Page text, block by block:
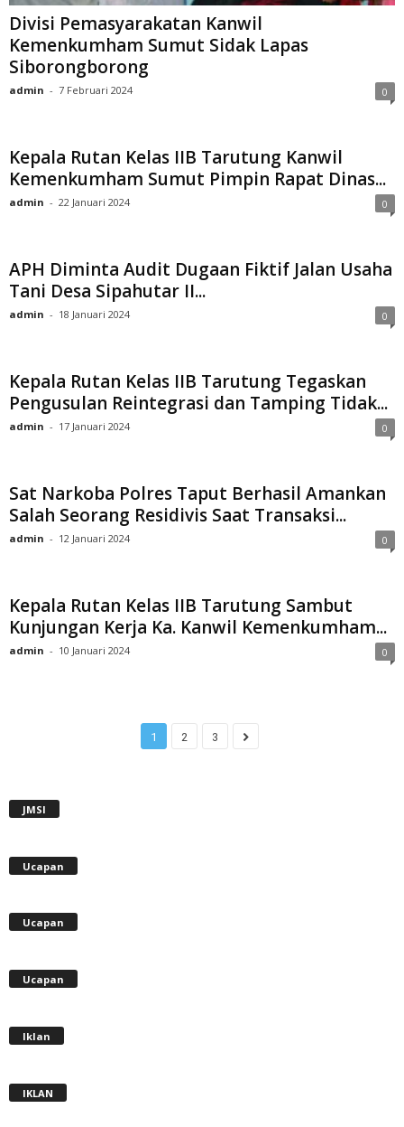
Divisi Pemasyarakatan Kanwil
Kemenkumham Sumut Sidak Lapas
Siborongborong
admin - 7 Februari 2024 0
Kepala Rutan Kelas IIB Tarutung Kanwil
Kemenkumham Sumut Pimpin Rapat Dinas...
admin - 22 Januari 2024 0
APH Diminta Audit Dugaan Fiktif Jalan Usaha
Tani Desa Sipahutar II...
admin - 18 Januari 2024 0
Kepala Rutan Kelas IIB Tarutung Tegaskan
Pengusulan Reintegrasi dan Tamping Tidak...
admin - 17 Januari 2024 0
Sat Narkoba Polres Taput Berhasil Amankan
Salah Seorang Residivis Saat Transaksi...
admin - 12 Januari 2024 0
Kepala Rutan Kelas IIB Tarutung Sambut
Kunjungan Kerja Ka. Kanwil Kemenkumham...
admin - 10 Januari 2024 0
1 2 3
JMSI
Ucapan
Ucapan
Ucapan
Iklan
IKLAN